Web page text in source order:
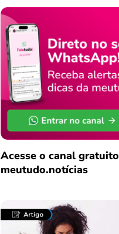
Acesse o canal gratuito
meutudo.notícias